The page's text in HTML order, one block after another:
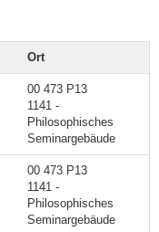
Ort
00 473 P13
1141 -
Philosophisches
Seminargebäude
00 473 P13
1141 -
Philosophisches
Seminargebäude